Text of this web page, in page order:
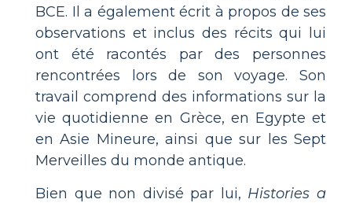
BCE. Il a également écrit à propos de ses
observations et inclus des récits qui lui
ont été racontés par des personnes
rencontrées lors de son voyage. Son
travail comprend des informations sur la
vie quotidienne en Grèce, en Egypte et
en Asie Mineure, ainsi que sur les Sept
Merveilles du monde antique.
Bien que non divisé par lui, Histories a